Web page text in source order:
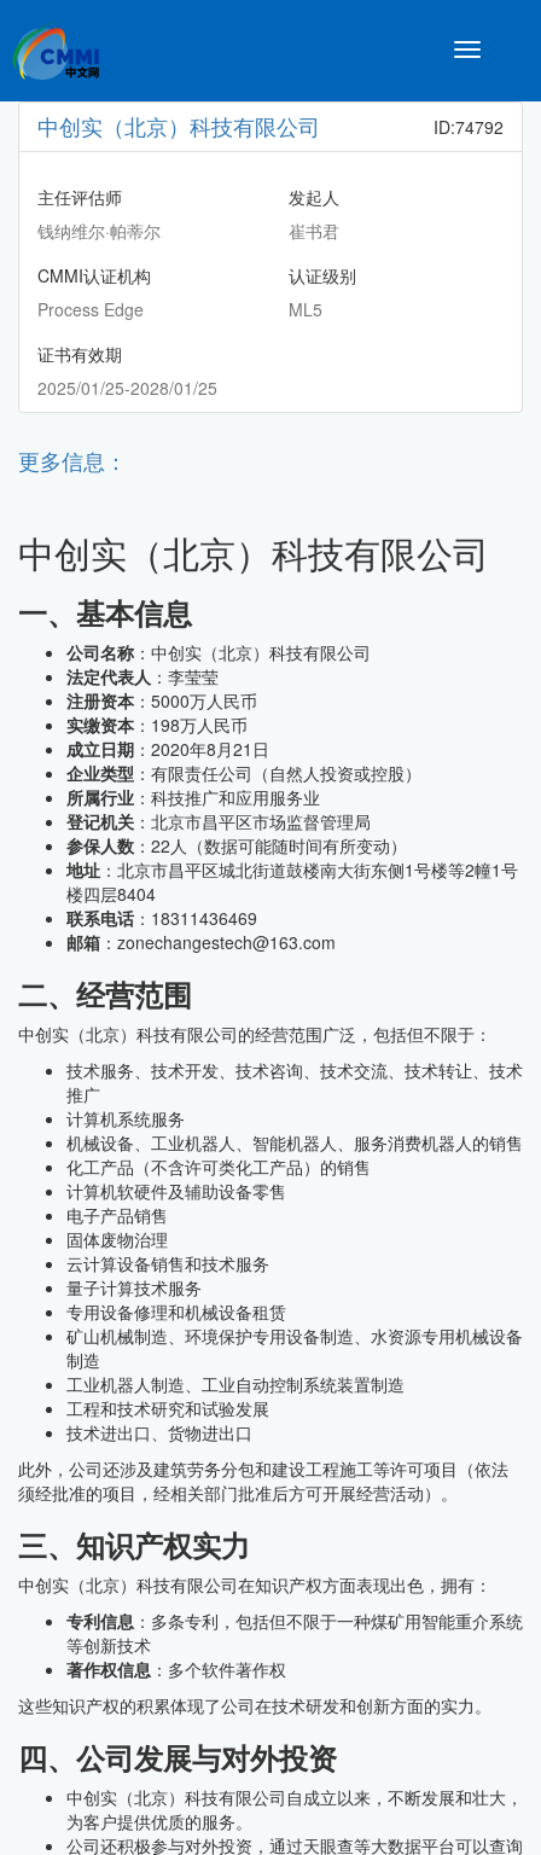
Toggle
中创实（北京）科技有限公司 ID:74792
主任评估师
钱纳维尔·帕蒂尔
发起人
崔书君
CMMI认证机构
Process Edge
认证级别
ML5
证书有效期
2025/01/25-2028/01/25
更多信息：
中创实（北京）科技有限公司
一、基本信息
公司名称 ：中创实（北京）科技有限公司
法定代表人 ：李莹莹
注册资本 ：5000万人民币
实缴资本 ：198万人民币
成立日期 ：2020年8月21日
企业类型 ：有限责任公司（自然人投资或控股）
所属行业 ：科技推广和应用服务业
登记机关 ：北京市昌平区市场监督管理局
参保人数 ：22人（数据可能随时间有所变动）
地址 ：北京市昌平区城北街道鼓楼南大街东侧1号楼等2幢1号
楼四层8404
联系电话 ：18311436469
邮箱 ：zonechangestech@163.com
二、经营范围
中创实（北京）科技有限公司的经营范围广泛，包括但不限于：
技术服务、技术开发、技术咨询、技术交流、技术转让、技术
推广
计算机系统服务
机械设备、工业机器人、智能机器人、服务消费机器人的销售
化工产品（不含许可类化工产品）的销售
计算机软硬件及辅助设备零售
电子产品销售
固体废物治理
云计算设备销售和技术服务
量子计算技术服务
专用设备修理和机械设备租赁
矿山机械制造、环境保护专用设备制造、水资源专用机械设备
制造
工业机器人制造、工业自动控制系统装置制造
工程和技术研究和试验发展
技术进出口、货物进出口
此外，公司还涉及建筑劳务分包和建设工程施工等许可项目（依法
须经批准的项目，经相关部门批准后方可开展经营活动）。
三、知识产权实力
中创实（北京）科技有限公司在知识产权方面表现出色，拥有：
专利信息 ：多条专利，包括但不限于一种煤矿用智能重介系统
等创新技术
著作权信息 ：多个软件著作权
这些知识产权的积累体现了公司在技术研发和创新方面的实力。
四、公司发展与对外投资
中创实（北京）科技有限公司自成立以来，不断发展和壮大，
为客户提供优质的服务。
公司还积极参与对外投资，通过天眼查等大数据平台可以查询